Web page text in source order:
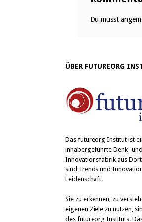
Du musst
ÜBER FUTUREORG
Das futureorg Institut ist
inhabergeführte Denk- und
Innovationsfabrik aus
sind Trends und
Leidenschaft.
Sie zu erkennen, zu
eigenen Ziele zu nutzen,
des futureorg Instituts.